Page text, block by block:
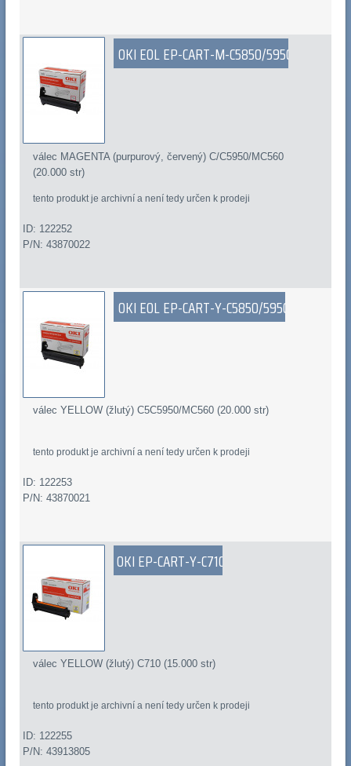
OKI EOL EP-CART-M-C5850/5950
válec MAGENTA (purpurový, červený) C/C5950/MC560
(20.000 str)
tento produkt je archivní a není tedy určen k prodeji
ID: 122252
P/N: 43870022
OKI EOL EP-CART-Y-C5850/5950
válec YELLOW (žlutý) C5C5950/MC560 (20.000 str)
tento produkt je archivní a není tedy určen k prodeji
ID: 122253
P/N: 43870021
OKI EP-CART-Y-C710
válec YELLOW (žlutý) C710 (15.000 str)
tento produkt je archivní a není tedy určen k prodeji
ID: 122255
P/N: 43913805